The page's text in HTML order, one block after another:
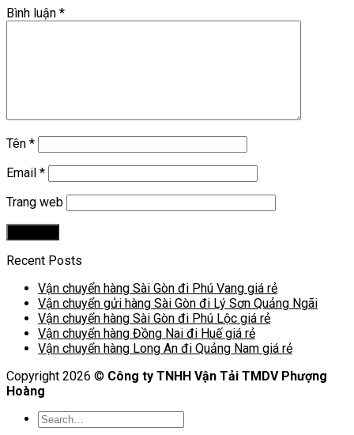
Bình luận *
Tên *
Email *
Trang web
Recent Posts
Vận chuyển hàng Sài Gòn đi Phú Vang giá rẻ
Vận chuyển gửi hàng Sài Gòn đi Lý Sơn Quảng Ngãi
Vận chuyển hàng Sài Gòn đi Phú Lộc giá rẻ
Vận chuyển hàng Đồng Nai đi Huế giá rẻ
Vận chuyển hàng Long An đi Quảng Nam giá rẻ
Copyright 2026 © Công ty TNHH Vận Tải TMDV Phượng
Hoàng